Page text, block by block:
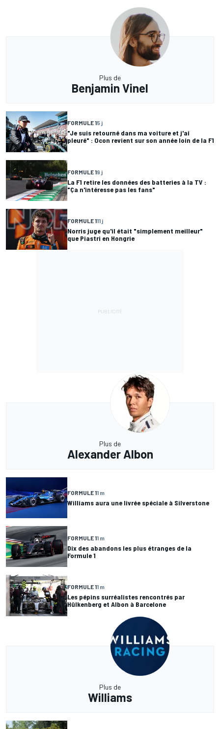
Plus de
Benjamin Vinel
FORMULE 15 j
"Je suis retourné dans ma voiture et j'ai
pleuré" : Ocon revient sur son année loin de la F1
FORMULE 19 j
La F1 retire les données des batteries à la TV :
"Ça n'intéresse pas les fans"
FORMULE 111 j
Norris juge qu'il était "simplement meilleur"
que Piastri en Hongrie
Plus de
Alexander Albon
FORMULE 11 m
Williams aura une livrée spéciale à Silverstone
FORMULE 11 m
Dix des abandons les plus étranges de la
Formule 1
FORMULE 11 m
Les pépins surréalistes rencontrés par
Hülkenberg et Albon à Barcelone
Plus de
Williams